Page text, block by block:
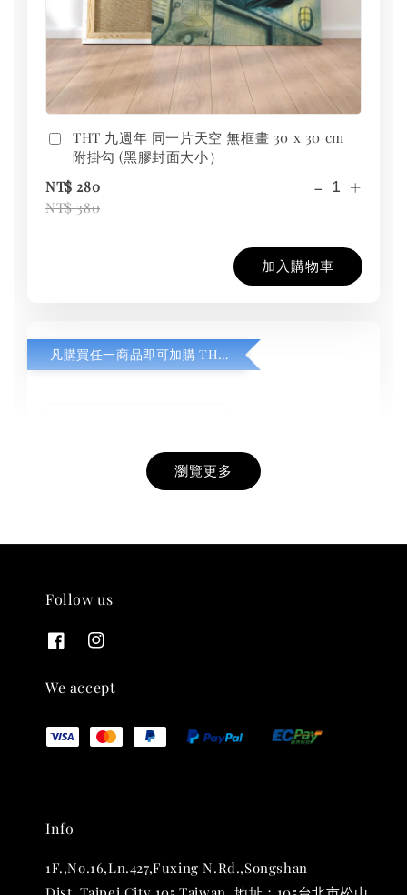
THT 九週年 同一片天空 無框畫 30 x 30 cm
附掛勾 (黑膠封面大小）
NT$ 280
NT$ 380
- +
加入購物車
凡購買任一商品即可加購 THT 九週年紀念 T-shirt
THT 九週年紀念 T-shirt
NT$ 880
加入購物車
瀏覽更多
Follow us
We accept
Info
1F.,No.16,Ln.427,Fuxing N.Rd.,Songshan